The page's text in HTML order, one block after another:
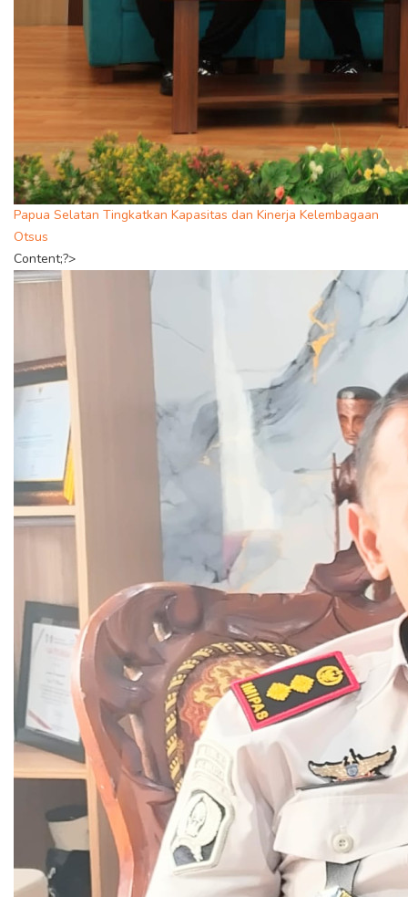
Papua Selatan Tingkatkan Kapasitas dan Kinerja Kelembagaan
Otsus
Content;?>